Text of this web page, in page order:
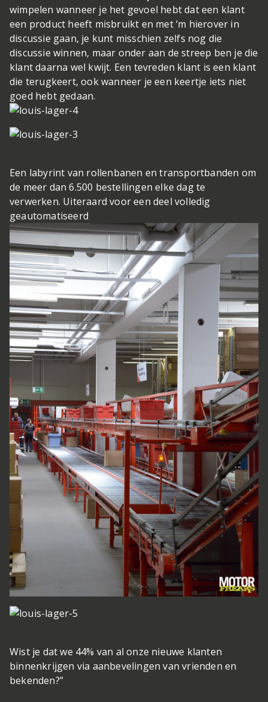
wimpelen wanneer je het gevoel hebt dat een klant
een product heeft misbruikt en met ‘m hierover in
discussie gaan, je kunt misschien zelfs nog die
discussie winnen, maar onder aan de streep ben je die
klant daarna wel kwijt. Een tevreden klant is een klant
die terugkeert, ook wanneer je een keertje iets niet
goed hebt gedaan.
Een labyrint van rollenbanen en transportbanden om
de meer dan 6.500 bestellingen elke dag te
verwerken. Uiteraard voor een deel volledig
geautomatiseerd
Wist je dat we 44% van al onze nieuwe klanten
binnenkrijgen via aanbevelingen van vrienden en
bekenden?”